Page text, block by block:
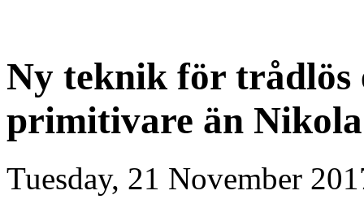
Ny teknik för trådlös
primitivare än Nikola
Tuesday, 21 November